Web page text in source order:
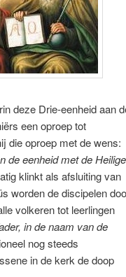
deze Drie-eenheid aan
een oproep tot
die oproep met de wens:
de eenheid met de Heilige
klinkt als afsluiting van
worden de discipelen
volkeren tot leerlingen
in de naam van de
nog steeds
in de kerk de doop